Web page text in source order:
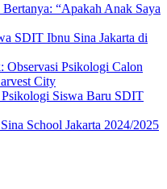
“Apakah Anak Saya
SDIT Ibnu Sina Jakarta di
Observasi Psikologi Calon
City
Siswa Baru SDIT
School Jakarta 2024/2025